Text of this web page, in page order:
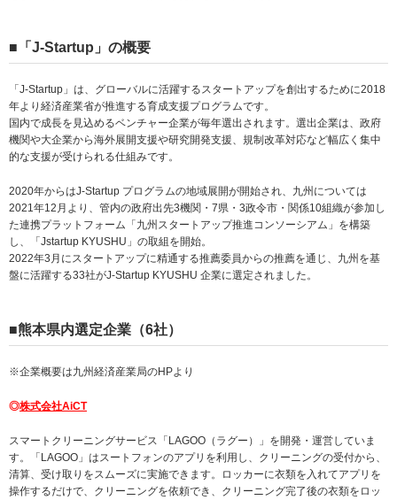
■「J-Startup」の概要
「J-Startup」は、グローバルに活躍するスタートアップを創出するために2018
年より経済産業省が推進する育成支援プログラムです。
国内で成長を見込めるベンチャー企業が毎年選出されます。選出企業は、政府
機関や大企業から海外展開支援や研究開発支援、規制改革対応など幅広く集中
的な支援が受けられる仕組みです。
2020年からはJ-Startup プログラムの地域展開が開始され、九州については
2021年12月より、管内の政府出先3機関・7県・3政令市・関係10組織が参加し
た連携プラットフォーム 「九州スタートアップ推進コンソーシアム」 を構築
し、「Jstartup KYUSHU」の取組を開始。
2022年3月にスタートアップに精通する推薦委員からの推薦を通じ、九州を基
盤に活躍する33社がJ-Startup KYUSHU 企業に選定されました。
■熊本県内選定企業（6社）
※企業概要は九州経済産業局のHPより
◎株式会社AiCT
スマートクリーニングサービス「LAGOO（ラグー）」を開発・運営していま
す。「LAGOO」はスートフォンのアプリを利用し、クリーニングの受付から、
清算、受け取りをスムーズに実施できます。ロッカーに衣類を入れてアプリを
操作するだけで、クリーニングを依頼でき、クリーニング完了後の衣類をロッ